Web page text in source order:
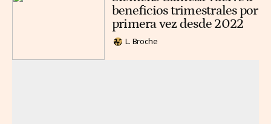
beneficios trimestrales por
primera vez desde 2022
L. Broche